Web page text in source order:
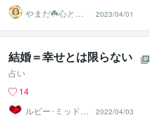
やまだ☘️心と頭
がスッキリ整う
サロン
2023/04/01
結婚＝幸せとは限らない
占い
14
ルビー･ミッドナ
イト
2022/04/03